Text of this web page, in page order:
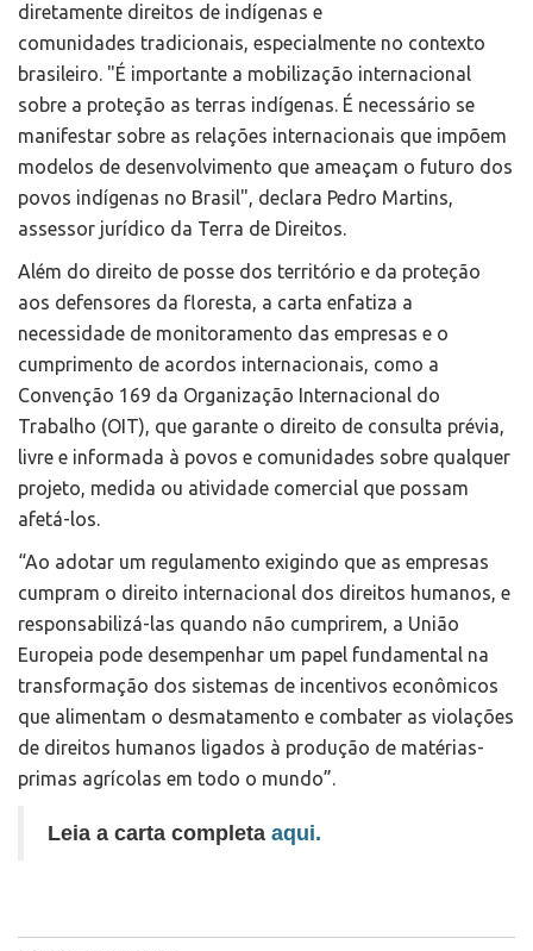
diretamente direitos de indígenas e
comunidades tradicionais, especialmente no contexto
brasileiro. "É importante a mobilização internacional
sobre a proteção as terras indígenas. É necessário se
manifestar sobre as relações internacionais que impõem
modelos de desenvolvimento que ameaçam o futuro dos
povos indígenas no Brasil", declara Pedro Martins,
assessor jurídico da Terra de Direitos.
Além do direito de posse dos território e da proteção
aos defensores da floresta, a carta enfatiza a
necessidade de monitoramento das empresas e o
cumprimento de acordos internacionais, como a
Convenção 169 da Organização Internacional do
Trabalho (OIT), que garante o direito de consulta prévia,
livre e informada à povos e comunidades sobre qualquer
projeto, medida ou atividade comercial que possam
afetá-los.
“Ao adotar um regulamento exigindo que as empresas
cumpram o direito internacional dos direitos humanos, e
responsabilizá-las quando não cumprirem, a União
Europeia pode desempenhar um papel fundamental na
transformação dos sistemas de incentivos econômicos
que alimentam o desmatamento e combater as violações
de direitos humanos ligados à produção de matérias-
primas agrícolas em todo o mundo”.
Leia a carta completa aqui.